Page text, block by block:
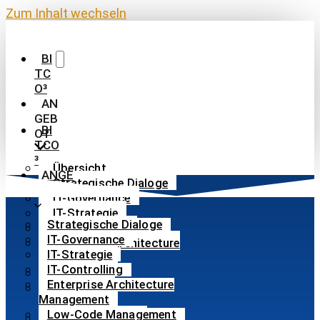
Zum Inhalt wechseln
BI
TC
O³
AN
GEB
OT
Übersicht
Strategische Dialoge
IT-Governance
IT-Strategie
IT-Controlling
Enterprise Architecture
Management
FirstMate
Low-Code
Management
BI
TCO
³
ANGE
Strategische Dialoge
IT-Governance
IT-Strategie
IT-Controlling
Enterprise Architecture
Management
Low-Code Management